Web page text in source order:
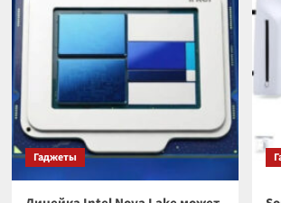
Гаджеты